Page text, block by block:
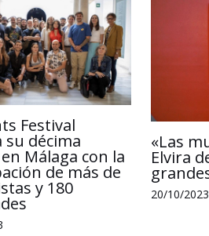
Festival
su décima
Málaga con la
de más de
y 180
«Las
Elvira
20/10/2023